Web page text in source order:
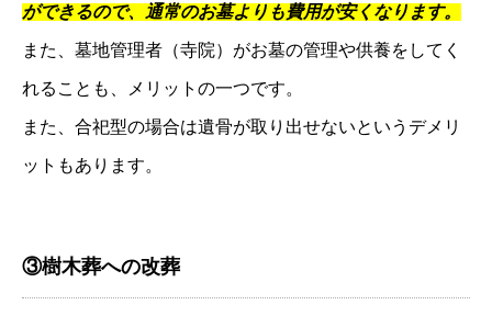
ができるので、通常のお墓よりも費用が安くなります。
また、墓地管理者（寺院）がお墓の管理や供養をしてく
れることも、メリットの一つです。
また、合祀型の場合は遺骨が取り出せないというデメリ
ットもあります。
③樹木葬への改葬